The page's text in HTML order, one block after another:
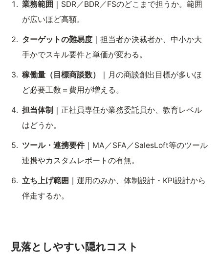
業務範囲 ｜SDR／BDR／FSのどこまで担うか。範囲
が広いほど高額。
ターゲットの難易度 ｜担当者か決裁者か、中小か大
手かでスキル要件と単価が変わる。
稼働量（目標商談数）
｜月の商談創出目標が多いほ
ど必要工数＝費用が増える。
担当体制 ｜正社員専任か業務委託員か、教育レベル
はどうか。
ツール・連携要件 ｜MA／SFA／SalesLoft等のツール
連携やカスタムレポートの有無。
立ち上げ範囲 ｜運用のみか、体制設計・KPI設計から
伴走するか。
見落としやすい隠れコスト